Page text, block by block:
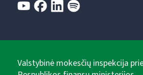
Valstybinė mokesčių inspekcija